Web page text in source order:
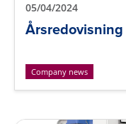
05/04/2024
Company news